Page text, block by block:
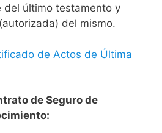
del último testamento y
del mismo.
de Actos de Última
de Seguro de